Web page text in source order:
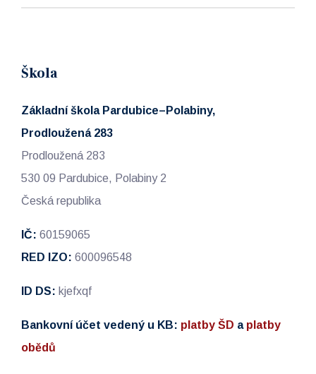
Škola
Základní škola Pardubice–Polabiny,
Prodloužená 283
Prodloužená 283
530 09 Pardubice, Polabiny 2
Česká republika
IČ: 60159065
RED IZO: 600096548
ID DS: kjefxqf
Bankovní účet vedený u KB: platby ŠD a platby
obědů